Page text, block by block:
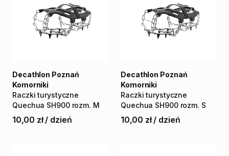
Raczki turystyczne
Quechua SH900 rozm. M
Decathlon Poznań
Komorniki
10,00 zł / dzień
Raczki turystyczne
Quechua SH900 rozm. S
Decathlon Poznań
Komorniki
10,00 zł / dzień